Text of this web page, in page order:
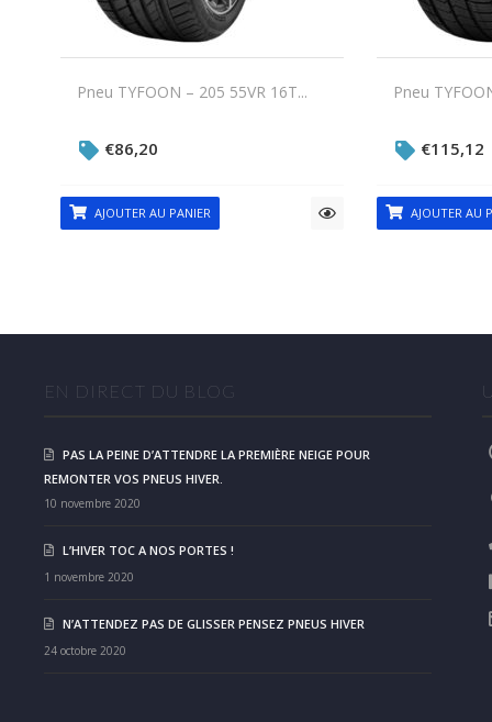
Pneu TYFOON – 205 55VR 16T...
€86,20
AJOUTER AU PANIER
Pneu
€115,12
AJOUTER AU
EN DIRECT DU BLOG
PAS LA PEINE D’ATTENDRE LA PREMIÈRE NEIGE POUR
REMONTER VOS PNEUS HIVER.
10 novembre 2020
L’HIVER TOC A NOS PORTES !
1 novembre 2020
N’ATTENDEZ PAS DE GLISSER PENSEZ PNEUS HIVER
24 octobre 2020